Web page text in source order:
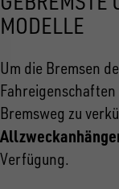
MODELLE
Um die Bremsen
Fahreigenschaften
Bremsweg zu
Verfügung.